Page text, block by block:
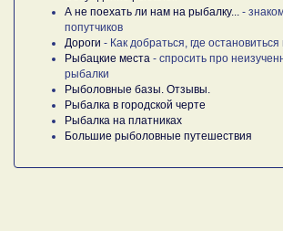
А не поехать ли нам на рыбалку...
-
попутчиков
Дороги - Как добраться, где остановиться
Рыбацкие места - спросить про
рыбалки
Рыболовные базы. Отзывы.
Рыбалка в городской черте
Рыбалка на платниках
Большие рыболовные путешествия